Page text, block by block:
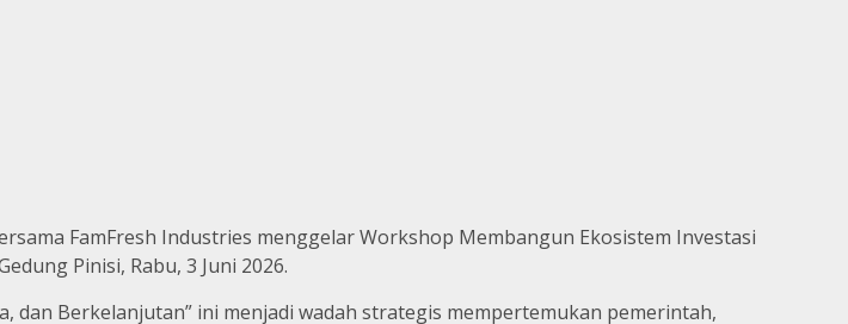
FamFresh Industries menggelar Workshop Membangun Ekosistem Investasi
Pinisi, Rabu, 3 Juni 2026.
dan Berkelanjutan” ini menjadi wadah strategis mempertemukan pemerintah,